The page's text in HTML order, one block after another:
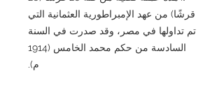
قرشًا) من عهد الإمبراطورية العثمانية التي
تم تداولها في مصر، وقد صدرت في السنة
السادسة من حكم محمد الخامس (1914
م).